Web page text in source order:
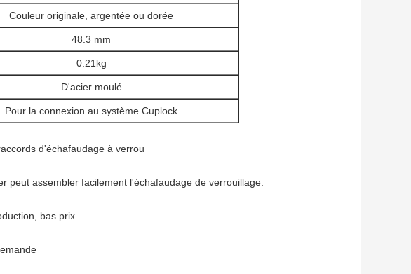
Couleur originale, argentée ou dorée
48.3 mm
0.21kg
D'acier moulé
Pour la connexion au système Cuplock
d'échafaudage à verrou
peut assembler facilement l'échafaudage de verrouillage.
bas prix